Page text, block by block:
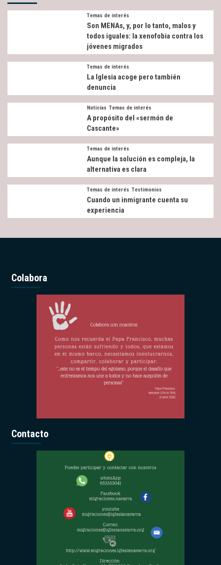
Temas de interés
Son MENAs, y, por lo tanto, malos y
todos iguales: la xenofobia contra los
jóvenes migrados
Temas de interés
La Iglesia acoge pero también
denuncia
Noticias Temas de interés
A propósito del «sermón de
Cascante»
Temas de interés
Aunque la solución es compleja, la
alternativa es clara
Temas de interés Testimonios
Cuando un inmigrante cuenta su
experiencia
Colabora
Contacto